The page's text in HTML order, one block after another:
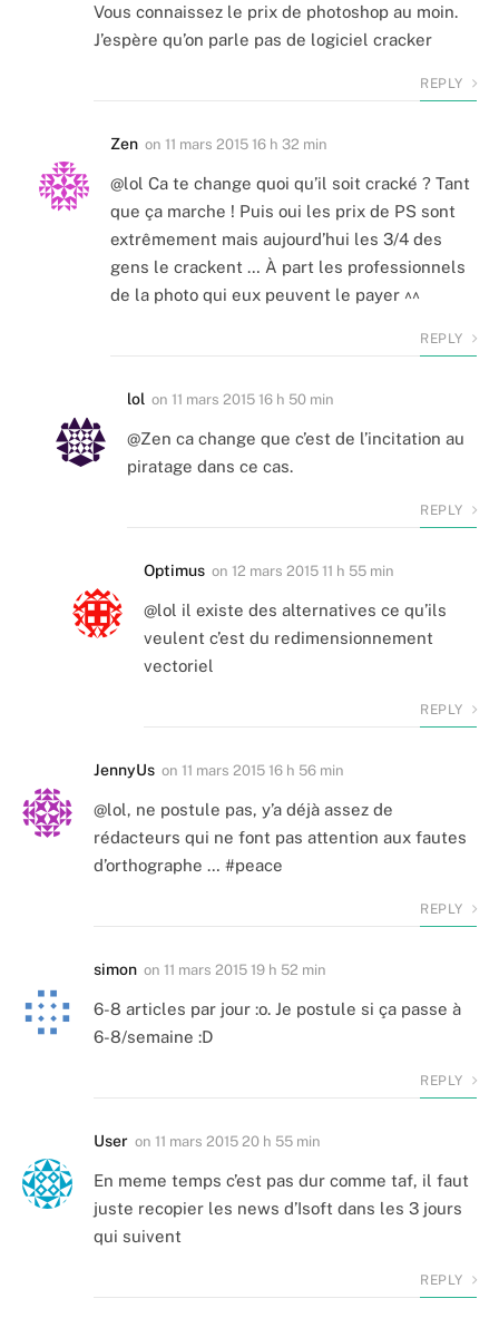
Vous connaissez le prix de photoshop au moin.
J’espère qu’on parle pas de logiciel cracker
REPLY
Zen on 11 mars 2015 16 h 32 min
@lol Ca te change quoi qu’il soit cracké ? Tant
que ça marche ! Puis oui les prix de PS sont
extrêmement mais aujourd’hui les 3/4 des
gens le crackent … À part les professionnels
de la photo qui eux peuvent le payer ^^
REPLY
lol on 11 mars 2015 16 h 50 min
@Zen ca change que c’est de l’incitation au
piratage dans ce cas.
REPLY
Optimus on 12 mars 2015 11 h 55 min
@lol il existe des alternatives ce qu’ils
veulent c’est du redimensionnement
vectoriel
REPLY
JennyUs on 11 mars 2015 16 h 56 min
@lol, ne postule pas, y’a déjà assez de
rédacteurs qui ne font pas attention aux fautes
d’orthographe … #peace
REPLY
simon on 11 mars 2015 19 h 52 min
6-8 articles par jour :o. Je postule si ça passe à
6-8/semaine :D
REPLY
User on 11 mars 2015 20 h 55 min
En meme temps c’est pas dur comme taf, il faut
juste recopier les news d’Isoft dans les 3 jours
qui suivent
REPLY